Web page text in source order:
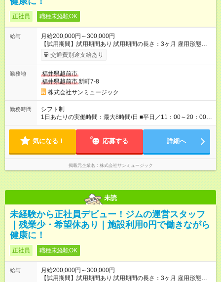
正社員 職種未経験OK
給与
月給200,000円～300,000円
【試用期間】試用期間あり 試用期間の長さ：3ヶ月 雇用形態、
給与は本採用時と同じです。
交通費別途支給あり
勤務地
福井県越前市
福井県越前市新町7-8
株式会社サンミュージック
勤務時間
シフト制
1日あたりの実働時間：最大8時間/日 ■平日／11：00～20：00 ■
土日祝／10：00～19：00
気になる！ 応募する 詳細へ
掲載元企業名 株式会社サンミュージック
未読
未経験から正社員デビュー！ジムの運営スタッフ
｜残業少・希望休あり｜施設利用0円で働きながら
健康に！
正社員 職種未経験OK
給与
月給200,000円～300,000円
【試用期間】試用期間あり 試用期間の長さ：3ヶ月 雇用形態、